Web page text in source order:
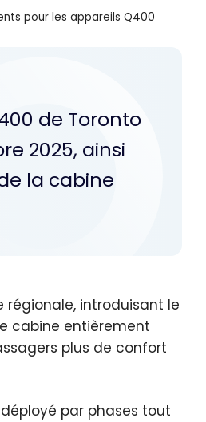
pour les appareils Q400
de Toronto
2025, ainsi
la cabine
introduisant le
cabine entièrement
plus de confort
par phases tout